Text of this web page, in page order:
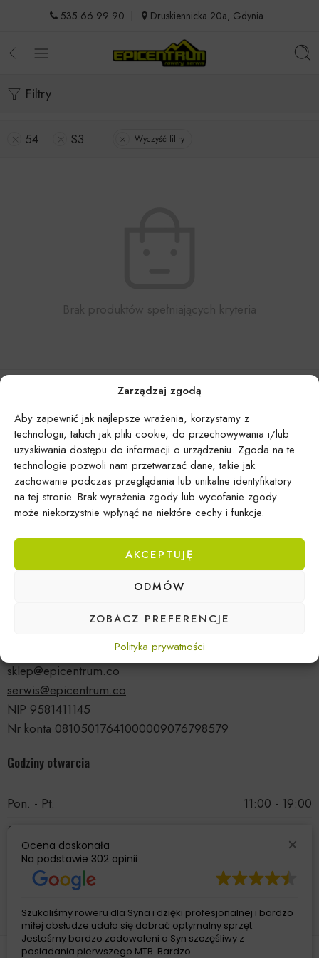
Zarządzaj zgodą
Aby zapewnić jak najlepsze wrażenia, korzystamy z
technologii, takich jak pliki cookie, do przechowywania i/lub
uzyskiwania dostępu do informacji o urządzeniu. Zgoda na te
technologie pozwoli nam przetwarzać dane, takie jak
zachowanie podczas przeglądania lub unikalne identyfikatory
na tej stronie. Brak wyrażenia zgody lub wycofanie zgody
może niekorzystnie wpłynąć na niektóre cechy i funkcje.
AKCEPTUJĘ
ODMÓW
ZOBACZ PREFERENCJE
Polityka prywatności
535 66 99 90 Druskiennicka 20a, Gdynia
Filtry
54 S3 Wyczyść filtry
Brak produktów spełniających kryteria
Epicentrum Gdynia Wielki Kack
ul. Druskiennicka 20a
sklep@epicentrum.co
serwis@epicentrum.co
NIP 9581411145
Nr konta 08105017641000009076798579
Godziny otwarcia
Pon. - Pt.
11:00 - 19:00
Sobota
Niedziela
Ocena doskonała
Na podstawie 302 opinii
Szukaliśmy roweru dla Syna i dzięki profesjonalnej i bardzo
miłej obsłudze udało się dobrać optymalny sprzęt.
Jesteśmy bardzo zadowoleni a Syn szczęśliwy z
posiadania pierwszego MTB. Bardzo